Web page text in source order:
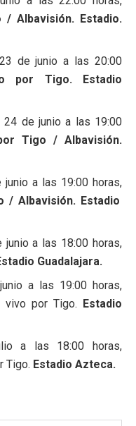
Albavisión. Estadio.
de junio a las 20:00
por Tigo. Estadio
24 de junio a las 19:00
Tigo / Albavisión.
junio a las 19:00 horas,
/ Albavisión. Estadio
junio a las 18:00 horas,
Guadalajara.
a las 19:00 horas,
vivo por Tigo. Estadio
a las 18:00 horas,
Tigo. Estadio Azteca.